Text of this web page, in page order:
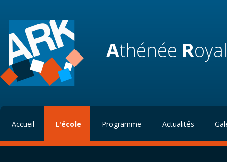
Athénée R
Accueil L'école Programme Actualités